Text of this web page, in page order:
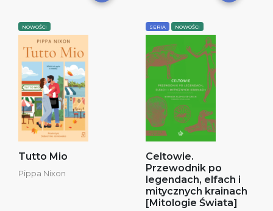
NOWOŚCI
Tutto Mio
Pippa Nixon
SERIA NOWOŚCI
Celtowie.
Przewodnik po
legendach, elfach i
mitycznych krainach
[Mitologie Świata]